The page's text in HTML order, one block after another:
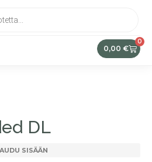
0,00 €
0
DL
SISÄÄN